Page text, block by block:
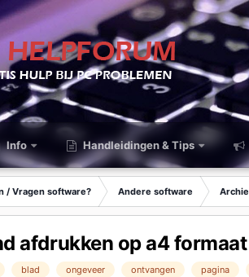
Info Handleidingen & Tips
/ Vragen software? Andere software
afdrukken op a4 formaat
blad ongeveer ontvangen pagina